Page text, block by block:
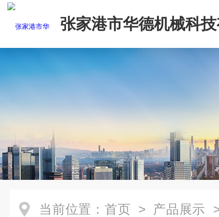
张家港市华德机械科
司
当前位置： 首页 > 产品展示